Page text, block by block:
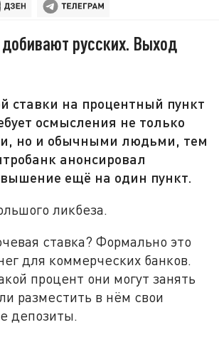
добивают русских. Выход
ставки на процентный пункт
осмысления не только
но и обычными людьми, тем
анонсировал
ещё на один пункт.
ликбеза.
ставка? Формально это
для коммерческих банков.
процент они могут занять
разместить в нём свои
депозиты.